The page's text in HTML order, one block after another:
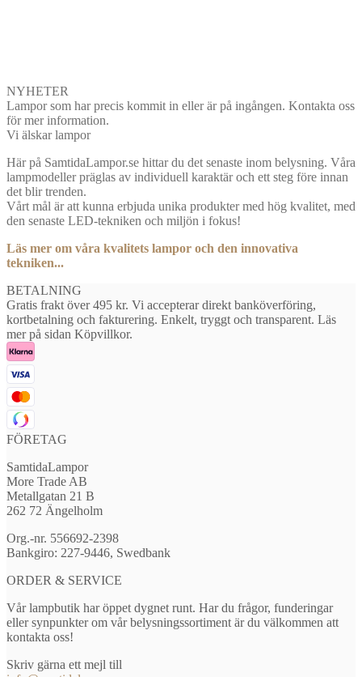
NYHETER
Lampor som har precis kommit in eller är på ingången. Kontakta oss
för mer information.
Vi älskar lampor
Här på SamtidaLampor.se hittar du det senaste inom belysning. Våra
lampmodeller präglas av individuell karaktär och ett steg före innan
det blir trenden.
Vårt mål är att kunna erbjuda unika produkter med hög kvalitet, med
den senaste LED-tekniken och miljön i fokus!
Läs mer om våra kvalitets lampor och den innovativa
tekniken...
BETALNING
Gratis frakt över 495 kr. Vi accepterar direkt banköverföring,
kortbetalning och fakturering. Enkelt, tryggt och transparent. Läs
mer på sidan Köpvillkor.
FÖRETAG
SamtidaLampor
More Trade AB
Metallgatan 21 B
262 72 Ängelholm
Org.-nr. 556692-2398
Bankgiro: 227-9446, Swedbank
ORDER & SERVICE
Vår lampbutik har öppet dygnet runt. Har du frågor, funderingar
eller synpunkter om vår belysningssortiment är du välkommen att
kontakta oss!
Skriv gärna ett mejl till